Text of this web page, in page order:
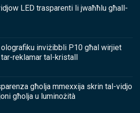
LED trasparenti li jwaħħlu għall-
olografiku inviżibbli P10 għal wirjiet
reklamar tal-kristall
għolja mmexxija skrin tal-vidjo
għolja u luminożità